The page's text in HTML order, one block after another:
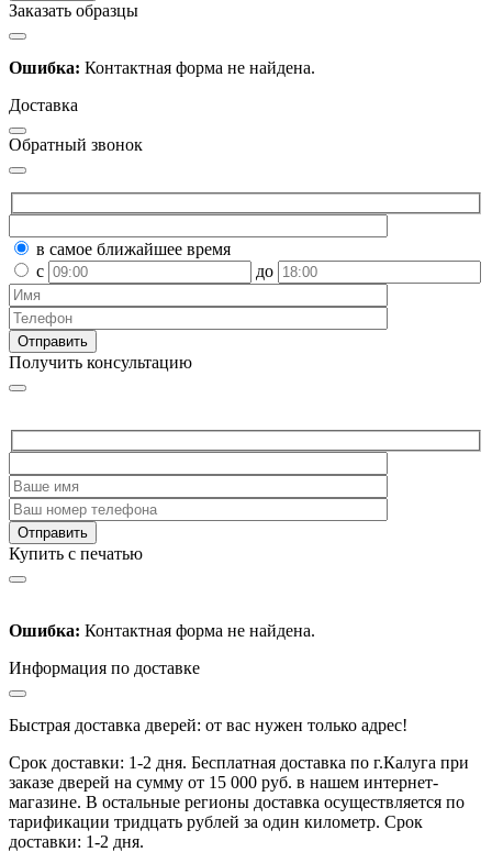
Заказать образцы
Ошибка: Контактная форма не найдена.
Доставка
Обратный звонок
в самое ближайшее время
с
до
Получить консультацию
Купить с печатью
Ошибка: Контактная форма не найдена.
Информация по доставке
Быстрая доставка дверей: от вас нужен только адрес!
Срок доставки: 1-2 дня. Бесплатная доставка по г.Калуга при
заказе дверей на сумму от 15 000 руб. в нашем интернет-
магазине. В остальные регионы доставка осуществляется по
тарификации тридцать рублей за один километр. Срок
доставки: 1-2 дня.